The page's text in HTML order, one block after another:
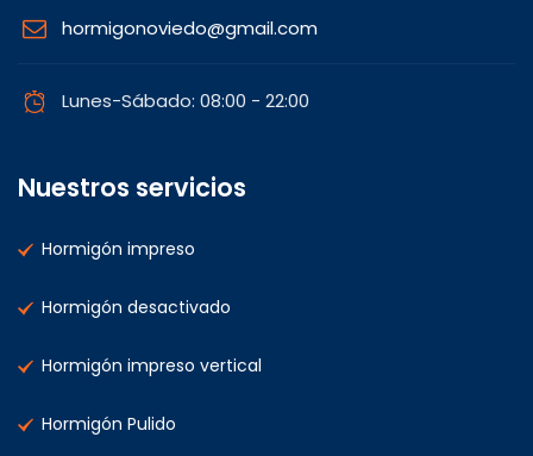
hormigonoviedo@gmail.com
Lunes-Sábado: 08:00 - 22:00
Nuestros servicios
Hormigón impreso
Hormigón desactivado
Hormigón impreso vertical
Hormigón Pulido